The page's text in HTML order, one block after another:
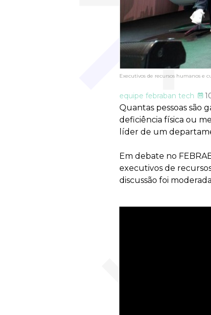
Executivos de recursos humanos e
equipe febraban tech
Quantas pessoas são
deficiência física ou
líder de um
Em debate no
executivos de
discussão foi